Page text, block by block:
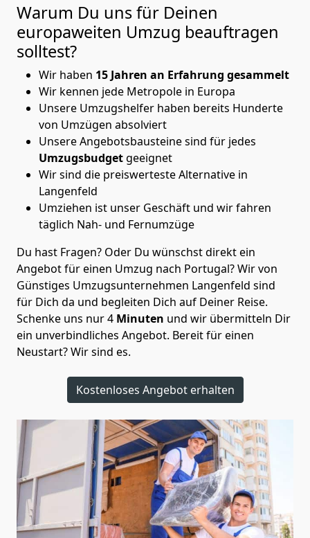
Warum Du uns für Deinen
europaweiten Umzug beauftragen
solltest?
Wir haben 15 Jahren an Erfahrung gesammelt
Wir kennen jede Metropole in Europa
Unsere Umzugshelfer haben bereits Hunderte
von Umzügen absolviert
Unsere Angebotsbausteine sind für jedes
Umzugsbudgetgeeignet
Wir sind die preiswerteste Alternative in
Langenfeld
Umziehen ist unser Geschäft und wir fahren
täglich Nah- und Fernumzüge
Du hast Fragen? Oder Du wünschst direkt ein
Angebot für einen Umzug nach Portugal? Wir von
Günstiges Umzugsunternehmen Langenfeld sind
für Dich da und begleiten Dich auf Deiner Reise.
Schenke uns nur4 Minuten und wir übermitteln Dir
ein unverbindliches Angebot. Bereit für einen
Neustart? Wir sind es.
Kostenloses Angebot erhalten